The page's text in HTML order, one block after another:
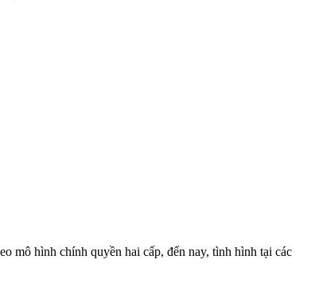
mô hình chính quyền hai cấp, đến nay, tình hình tại các